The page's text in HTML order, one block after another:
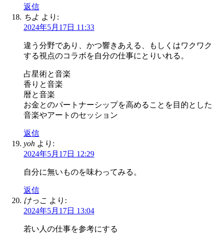
返信
ちよ より:
2024年5月17日 11:33
違う分野であり、かつ響きあえる、もしくはワクワク
する視点のコラボを自分の仕事にとりいれる。
占星術と音楽
香りと音楽
暦と音楽
お金とのパートナーシップを高めることを目的とした
音楽やアートのセッション
返信
yoh より:
2024年5月17日 12:29
自分に無いものを味わってみる。
返信
けっこ より:
2024年5月17日 13:04
若い人の仕事を参考にする